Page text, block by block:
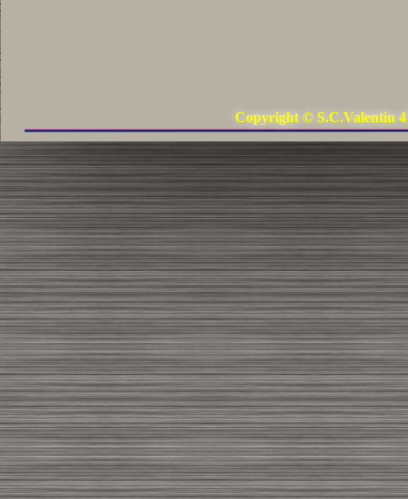
Copyright © S.C.Valentin